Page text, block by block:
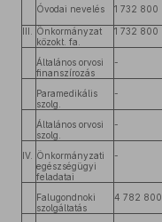
Óvodai nevelés 1 732 800
III.
Önkormányzat
közokt. fa.
1 732 800
Általános orvosi
finanszírozás
-
Paramedikális
szolg.
-
Általános orvosi
szolg.
-
IV. Önkormányzati
egészségügyi
feladatai
-
Falugondnoki
szolgáltatás
4 782 800